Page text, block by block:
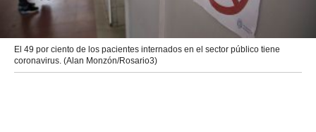
El 49 por ciento de los pacientes internados en el sector público tiene
coronavirus. (Alan Monzón/Rosario3)